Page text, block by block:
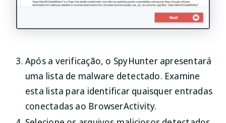
Após a verificação, o SpyHunter apresentará
uma lista de malware detectado. Examine
esta lista para identificar quaisquer entradas
conectadas ao BrowserActivity.